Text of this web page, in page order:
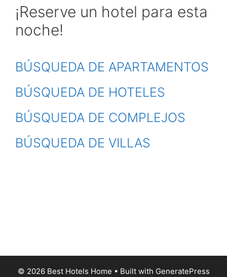
¡Reserve un hotel para esta
noche!
BÚSQUEDA DE APARTAMENTOS
BÚSQUEDA DE HOTELES
BÚSQUEDA DE COMPLEJOS
BÚSQUEDA DE VILLAS
© 2026 Best Hotels Home • Built with GeneratePress